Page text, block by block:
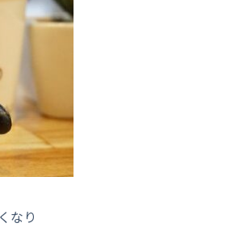
なり